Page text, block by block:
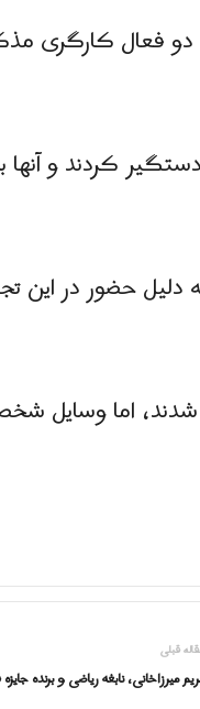
فعال کارگری
کردند و
از دستگیری بیش از ۳۰ نفر فقط در تهران
اما وسایل
قبلی
میرزاخانی، نابغه ریاضی و برنده